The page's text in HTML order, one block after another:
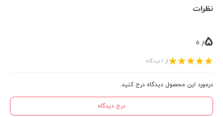
نظرات
5از 5
از 1 دیدگاه
درمورد این محصول دیدگاه درج کنید.
درج دیدگاه